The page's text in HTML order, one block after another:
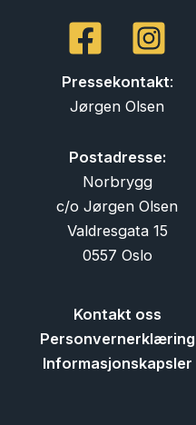
Pressekontakt:
Jørgen Olsen
Postadresse:
Norbrygg
c/o Jørgen Olsen
Valdresgata 15
0557 Oslo
Kontakt oss
Personvernerklæring
Informasjonskapsler